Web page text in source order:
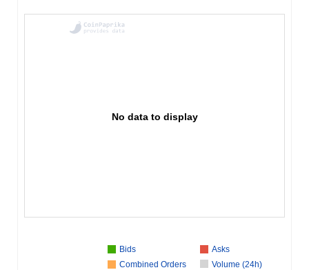
No data to display
Bids
Asks
Combined Orders
Volume (24h)